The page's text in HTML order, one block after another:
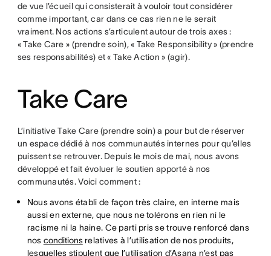
de vue l’écueil qui consisterait à vouloir tout considérer
comme important, car dans ce cas rien ne le serait
vraiment. Nos actions s’articulent autour de trois axes :
« Take Care » (prendre soin), « Take Responsibility » (prendre
ses responsabilités) et « Take Action » (agir).
Take Care
L’initiative Take Care (prendre soin) a pour but de réserver
un espace dédié à nos communautés internes pour qu’elles
puissent se retrouver. Depuis le mois de mai, nous avons
développé et fait évoluer le soutien apporté à nos
communautés. Voici comment :
Nous avons établi de façon très claire, en interne mais
aussi en externe, que nous ne tolérons en rien ni le
racisme ni la haine. Ce parti pris se trouve renforcé dans
nos conditionsrelatives à l’utilisation de nos produits,
lesquelles stipulent que l’utilisation d’Asana n’est pas